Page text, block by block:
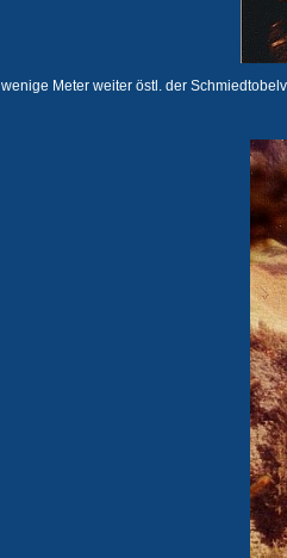
wenige Meter weiter östl. der